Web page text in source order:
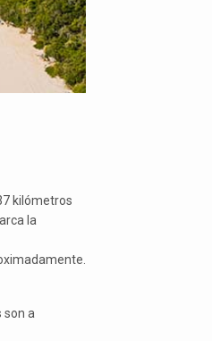
kilómetros
la
son a